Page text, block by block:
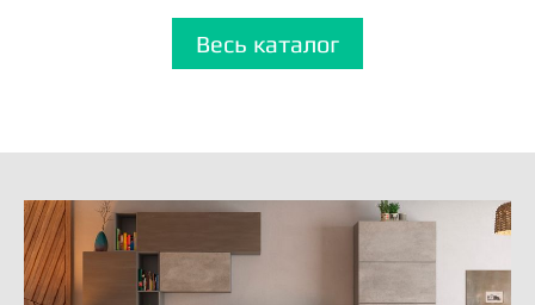
Весь каталог